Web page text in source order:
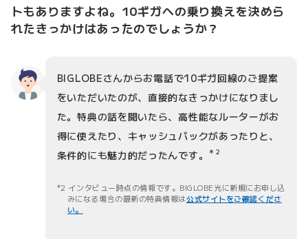
トもありますよね。10ギガへの乗り換えを決めら
れたきっかけはあったのでしょうか？
BIGLOBEさんからお電話で10ギガ回線のご提案
をいただいたのが、直接的なきっかけになりまし
た。特典の話を聞いたら、高性能なルーターがお
得に使えたり、キャッシュバックがあったりと、
条件的にも魅力的だったんです。
＊2
2 インタビュー時点の情報です。BIGLOBE光に新規にお申し込
みになる場合の最新の特典情報は公式サイトをご確認くださ
い。